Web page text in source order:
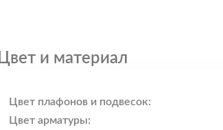
Цвет и материал
Цвет плафонов и подвесок:
Цвет арматуры: